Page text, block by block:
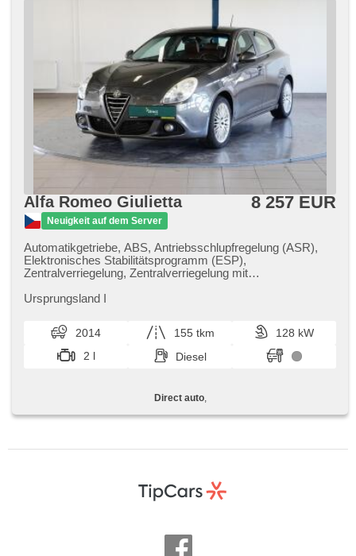
Alfa Romeo Giulietta
Neuigkeit auf dem Server
8 257 EUR
Automatikgetriebe, ABS, Antriebsschlupfregelung (ASR),
Elektronisches Stabilitätsprogramm (ESP),
Zentralverriegelung, Zentralverriegelung mit
Spiegel, Alufelgen, Lederpolsterung, Tempomat,
Scheibenwischersensor, Autoradio, El. Seitenscheiben,
zadní loketní opěrka, Teilbare Rücksitzbank, täglich
Leuchten, Reifendrucksensor, isofix, Lenkrad einstellbar,
malý kožený paket, Bordcomputer, Heck LED Leuchte,
Ursprungsland I
2014 155 tkm
128 kW
2 l
Diesel
Direct auto,